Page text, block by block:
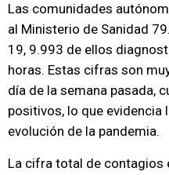
Las comunidades
al Ministerio de Sanidad
19, 9.993 de ellos
horas. Estas cifras son
día de la semana pasada,
positivos, lo que evidencia
evolución de la pandemia.
La cifra total de contagios